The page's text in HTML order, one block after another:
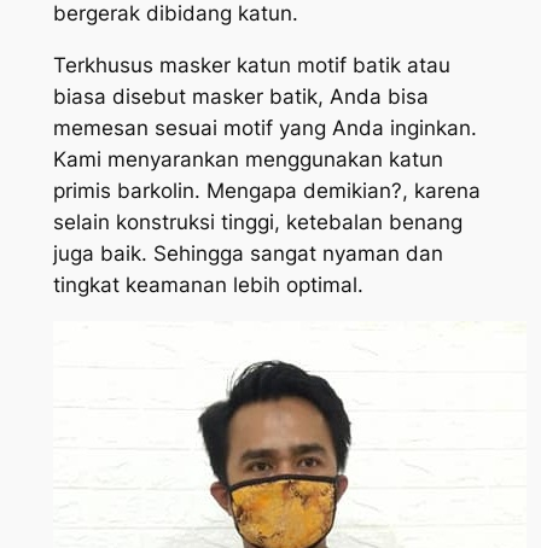
bergerak dibidang katun.
Terkhusus masker katun motif batik atau
biasa disebut masker batik, Anda bisa
memesan sesuai motif yang Anda inginkan.
Kami menyarankan menggunakan katun
primis barkolin. Mengapa demikian?, karena
selain konstruksi tinggi, ketebalan benang
juga baik. Sehingga sangat nyaman dan
tingkat keamanan lebih optimal.